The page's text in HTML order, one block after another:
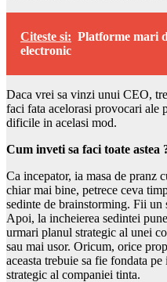
Citeste si: Platforme mari
electronic
Daca vrei sa vinzi unui CEO,
faci fata acelorasi provocari ale
dificile in acelasi mod.
Cum inveti sa faci toate astea
Ca incepator, ia masa de pranz
chiar mai bine, petrece ceva
sedinte de brainstorming. Fii un
Apoi, la incheierea sedintei
urmari planul strategic al unei
sau mai usor. Oricum, orice
aceasta trebuie sa fie fondata
strategic al companiei tinta.